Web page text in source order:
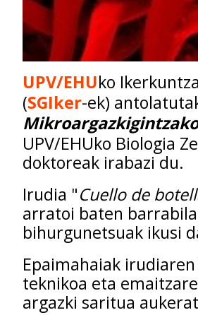
UPV/EHUko
(SGIker-ek)
UPV/EHUko Biologia
doktoreak irabazi du.
Irudia "Cuello de
arratoi baten
bihurgunetsuak ikusi
Epaimahaiak
teknikoa eta
argazki saritua